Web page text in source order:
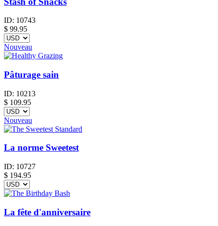
ID: 10743
$ 99.95
Nouveau
Pâturage sain
ID: 10213
$ 109.95
Nouveau
La norme Sweetest
ID: 10727
$ 194.95
La fête d'anniversaire